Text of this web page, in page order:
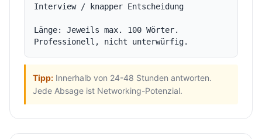
Interview / knapper Entscheidung
Länge: Jeweils max. 100 Wörter.
Tipp: Innerhalb von 24-48 Stunden antworten.
Jede Absage ist Networking-Potenzial.